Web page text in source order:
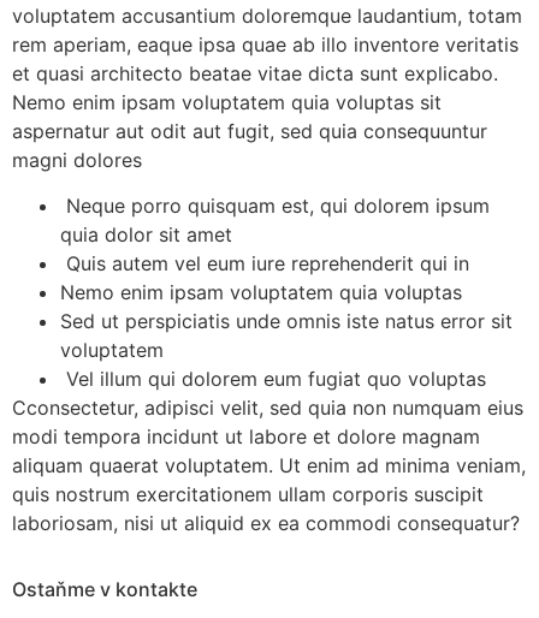
voluptatem accusantium doloremque laudantium, totam
rem aperiam, eaque ipsa quae ab illo inventore veritatis
et quasi architecto beatae vitae dicta sunt explicabo.
Nemo enim ipsam voluptatem quia voluptas sit
aspernatur aut odit aut fugit, sed quia consequuntur
magni dolores
Neque porro quisquam est, qui dolorem ipsum
quia dolor sit amet
Quis autem vel eum iure reprehenderit qui in
Nemo enim ipsam voluptatem quia voluptas
Sed ut perspiciatis unde omnis iste natus error sit
voluptatem
Vel illum qui dolorem eum fugiat quo voluptas
Cconsectetur, adipisci velit, sed quia non numquam eius
modi tempora incidunt ut labore et dolore magnam
aliquam quaerat voluptatem. Ut enim ad minima veniam,
quis nostrum exercitationem ullam corporis suscipit
laboriosam, nisi ut aliquid ex ea commodi consequatur?
Ostaňme v kontakte